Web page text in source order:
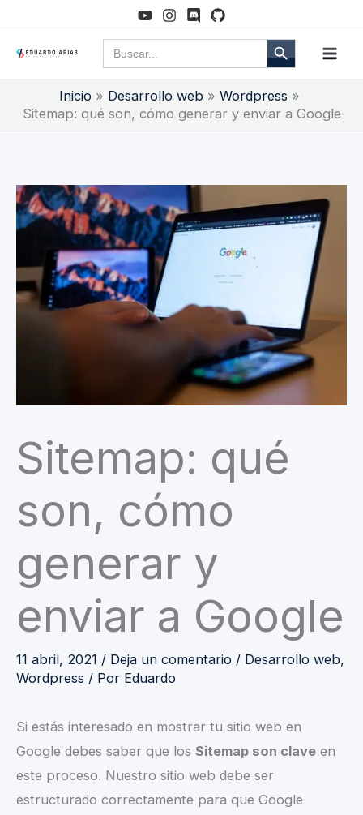
contenido
Buscar: Botón de búsqueda
Inicio Desarrollo web
Wordpress
Sitemap: qué son, cómo generar y enviar a Google
Sitemap: qué
son, cómo
generar y
enviar a Google
11 abril, 2021 / Deja un comentario / Desarrollo web,
Wordpress / Por Eduardo
Si estás interesado en mostrar tu sitio web en
Google debes saber que los Sitemap son clave en
este proceso. Nuestro sitio web debe ser
estructurado correctamente para que Google